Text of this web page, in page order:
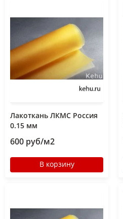
Лакоткань ЛКМС Россия
0.15 мм
600 руб/м2
В корзину